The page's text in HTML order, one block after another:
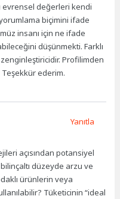
evrensel değerleri kendi
biçimini ifade
insanı için ne ifade
düşünmekti. Farklı
zenginleştiricidir. Profilimden
ederim.
açısından potansiyel
bilinçaltı düzeyde arzu ve
ürünlerin veya
Tüketicinin “ideal
Yanıtla